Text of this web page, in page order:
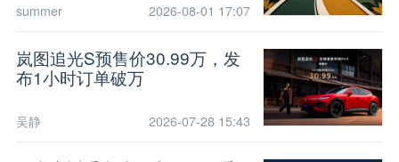
summer 2026-08-01 17:07
岚图追光S预售价30.99万，发
布1小时订单破万
吴静 2026-07-28 15:43